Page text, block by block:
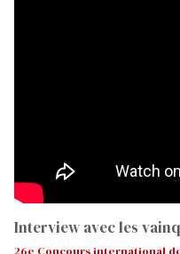
Interview avec les
26e Concours international